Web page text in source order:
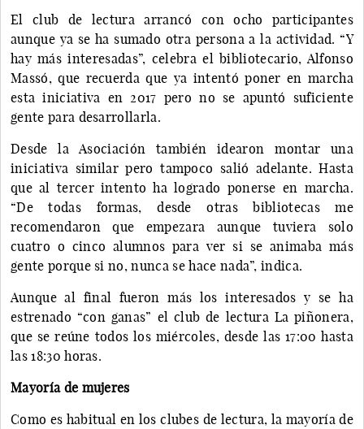
El club de lectura arrancó con ocho participantes
aunque ya se ha sumado otra persona a la actividad. “Y
hay más interesadas”, celebra el bibliotecario, Alfonso
Massó, que recuerda que ya intentó poner en marcha
esta iniciativa en 2017 pero no se apuntó suficiente
gente para desarrollarla.
Desde la Asociación también idearon montar una
iniciativa similar pero tampoco salió adelante. Hasta
que al tercer intento ha logrado ponerse en marcha.
“De todas formas, desde otras bibliotecas me
recomendaron que empezara aunque tuviera solo
cuatro o cinco alumnos para ver si se animaba más
gente porque si no, nunca se hace nada”, indica.
Aunque al final fueron más los interesados y se ha
estrenado “con ganas” el club de lectura La piñonera,
que se reúne todos los miércoles, desde las 17:00 hasta
las 18:30 horas.
Mayoría de mujeres
Como es habitual en los clubes de lectura, la mayoría de